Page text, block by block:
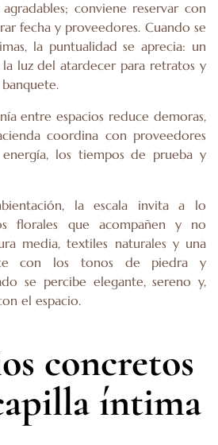
conviene reservar con
fecha y proveedores. Cuando se
la puntualidad se aprecia: un
luz del atardecer para retratos y
entre espacios reduce demoras,
coordina con proveedores
los tiempos de prueba y
la escala invita a lo
florales que acompañen y no
media, textiles naturales y una
con los tonos de piedra y
se percibe elegante, sereno y,
el espacio.
concretos
íntima